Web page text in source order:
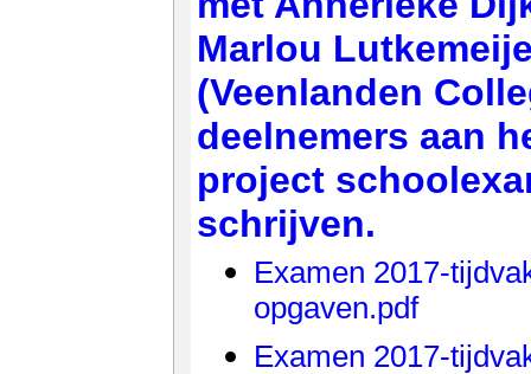
Marlou
(Veenlanden
deelnemers aan
project
schrijven.
Examen 2017-
opgaven.pdf
Examen 2017-